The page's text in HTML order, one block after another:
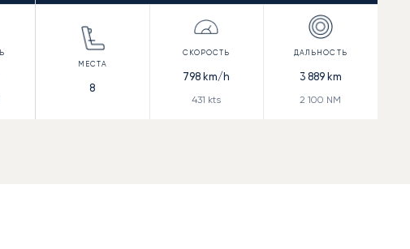
8
798 km/h
431 kts
3 889km
2 100 NM